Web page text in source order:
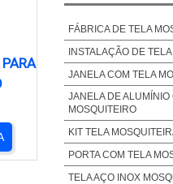
FÁBRICA DE TELA
INSTALAÇÃO DE
JANELA COM TELA
JANELA DE ALUMÍNIO
MOSQUITEIRO
KIT TELA
PORTA COM TELA
TELA AÇO INOX